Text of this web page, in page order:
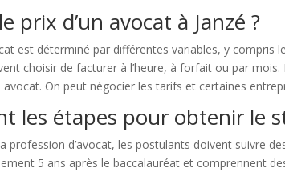
prix d’un avocat à Janzé ?
est déterminé par différentes variables, y
choisir de facturer à l’heure, à forfait ou par
avocat. On peut négocier les tarifs et certaines
les étapes pour obtenir le
profession d’avocat, les postulants doivent suivre
5 ans après le baccalauréat et comprennent